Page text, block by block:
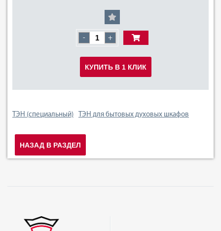
- +
КУПИТЬ В 1 КЛИК
ТЭН (специальный) ТЭН для бытовых духовых шкафов
НАЗАД В РАЗДЕЛ